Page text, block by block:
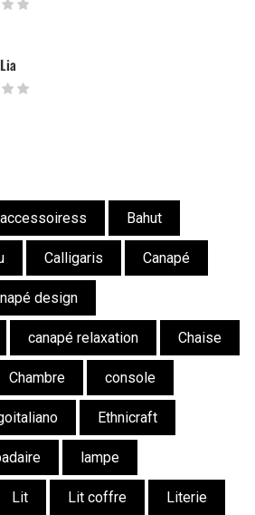
accessoiress Bahut
Calligaris Canapé
design
canapé relaxation Chaise
Chambre console
Ethnicraft
lampe
Lit Lit coffre Literie